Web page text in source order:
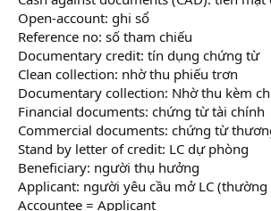
Open-account: ghi sổ
Reference no: số tham chiếu
Documentary credit: tín dụng chứng từ
Clean collection: nhờ thu phiếu trơn
Documentary collection: Nhờ thu kèm
Financial documents: chứng từ tài chính
Commercial documents: chứng từ
Stand by letter of credit: LC dự phòng
Beneficiary: người thụ hưởng
Applicant: người yêu cầu mở LC (thường
Accountee = Applicant